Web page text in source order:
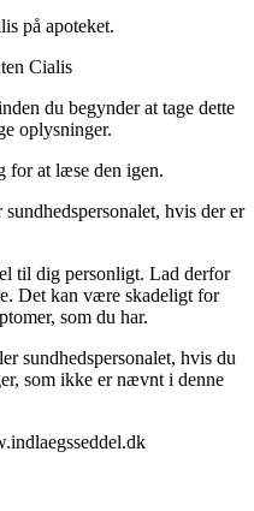
på apoteket.
Cialis
du begynder at tage dette
oplysninger.
for at læse den igen.
hvis der er
til dig personligt. Lad derfor
Det kan være skadeligt for
som du har.
sundhedspersonalet, hvis du
som ikke er nævnt i denne